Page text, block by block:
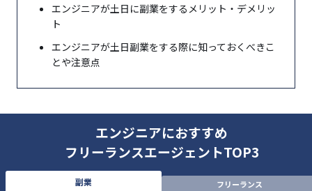
エンジニアが土日に副業をするメリット・デメリッ
ト
エンジニアが土日副業をする際に知っておくべきこ
とや注意点
エンジニアにおすすめ
フリーランスエージェントTOP3
副業 フリーランス